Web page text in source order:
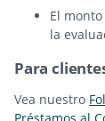
El
la
Para
Vea nuestro
Préstamos al